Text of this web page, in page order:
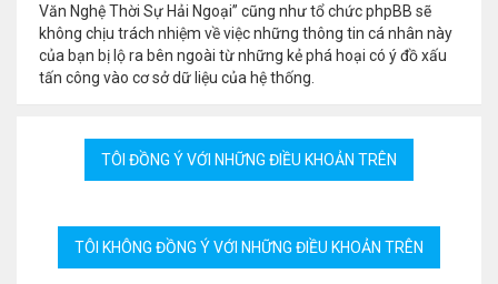
Văn Nghệ Thời Sự Hải Ngoại” cũng như tổ chức phpBB sẽ
không chịu trách nhiệm về việc những thông tin cá nhân này
của bạn bị lộ ra bên ngoài từ những kẻ phá hoại có ý đồ xấu
tấn công vào cơ sở dữ liệu của hệ thống.